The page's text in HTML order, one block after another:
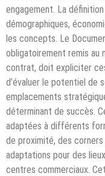
engagement. La
démographiques,
les concepts. Le
obligatoirement remis au
contrat, doit expliciter
d’évaluer le potentiel de
emplacements
déterminant de succès.
adaptées à différents
de proximité, des
adaptations pour des
centres commerciaux.